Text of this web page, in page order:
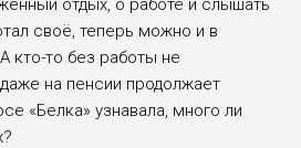
отдых, о работе и слышать
своё, теперь можно и в
кто-то без работы не
на пенсии продолжает
«Белка» узнавала, много ли